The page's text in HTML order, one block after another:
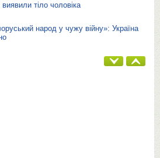
тіло чоловіка
народ у чужу війну»: Україна